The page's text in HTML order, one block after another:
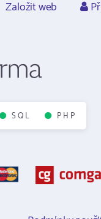
Založit web
SQL PHP